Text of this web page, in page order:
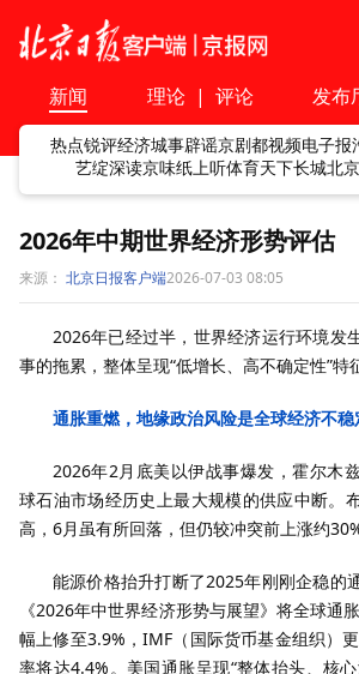
新闻 理论 | 评论 发布
热点锐评经济城事辟谣京剧都视频电子报
艺绽深读京味纸上听体育天下长城北
2026年中期世界经济形势评估
来源： 北京日报客户端2026-07-03 08:05
2026年已经过半，世界经济运行环境发
事的拖累，整体呈现“低增长、高不确定性”特
通胀重燃，地缘政治风险是全球经济不
2026年2月底美以伊战事爆发，霍尔木
球石油市场经历史上最大规模的供应中断。
高，6月虽有所回落，但仍较冲突前上涨约30%
能源价格抬升打断了2025年刚刚企稳的
《2026年中世界经济形势与展望》将全球通
幅上修至3.9%，IMF（国际货币基金组织）
率将达4.4%。美国通胀呈现“整体抬头、核